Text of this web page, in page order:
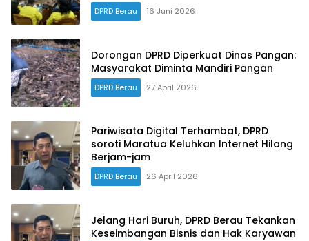
DPRD Berau 16 Juni 2026
Dorongan DPRD Diperkuat Dinas Pangan:
Masyarakat Diminta Mandiri Pangan
DPRD Berau 27 April 2026
Pariwisata Digital Terhambat, DPRD
soroti Maratua Keluhkan Internet Hilang
Berjam-jam
DPRD Berau 26 April 2026
Jelang Hari Buruh, DPRD Berau Tekankan
Keseimbangan Bisnis dan Hak Karyawan